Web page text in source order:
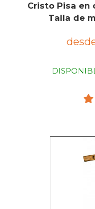
Cristo Pisa en
Talla de